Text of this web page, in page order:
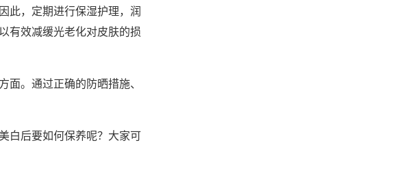
此，定期进行保湿护理，润
有效减缓光老化对皮肤的损
面。通过正确的防晒措施、
白后要如何保养呢？大家可